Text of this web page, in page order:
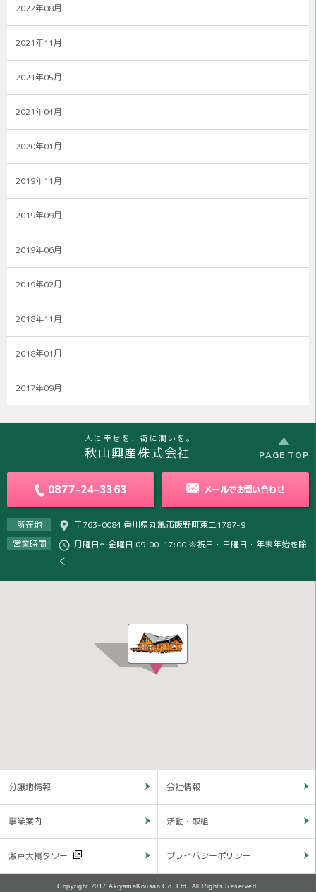
2022年08月
2021年11月
2021年05月
2021年04月
2020年01月
2019年11月
2019年09月
2019年06月
2019年02月
2018年11月
2018年01月
2017年09月
人に幸せを、街に潤いを。
秋山興産株式会社
所在地
〒763-0084 香川県丸亀市飯野町東二1787-9
営業時間
月曜日～金曜日 09:00-17:00 ※祝日・日曜日・年末年始を除
く
0877-24-3363 メールでお問い合わせ
PAGE TOP
分譲地情報 会社情報
事業案内 活動・取組
瀬戸大橋タワー プライバシーポリシー
Copyright 2017 AkiyamaKousan Co. Ltd. All Rights Reserved.